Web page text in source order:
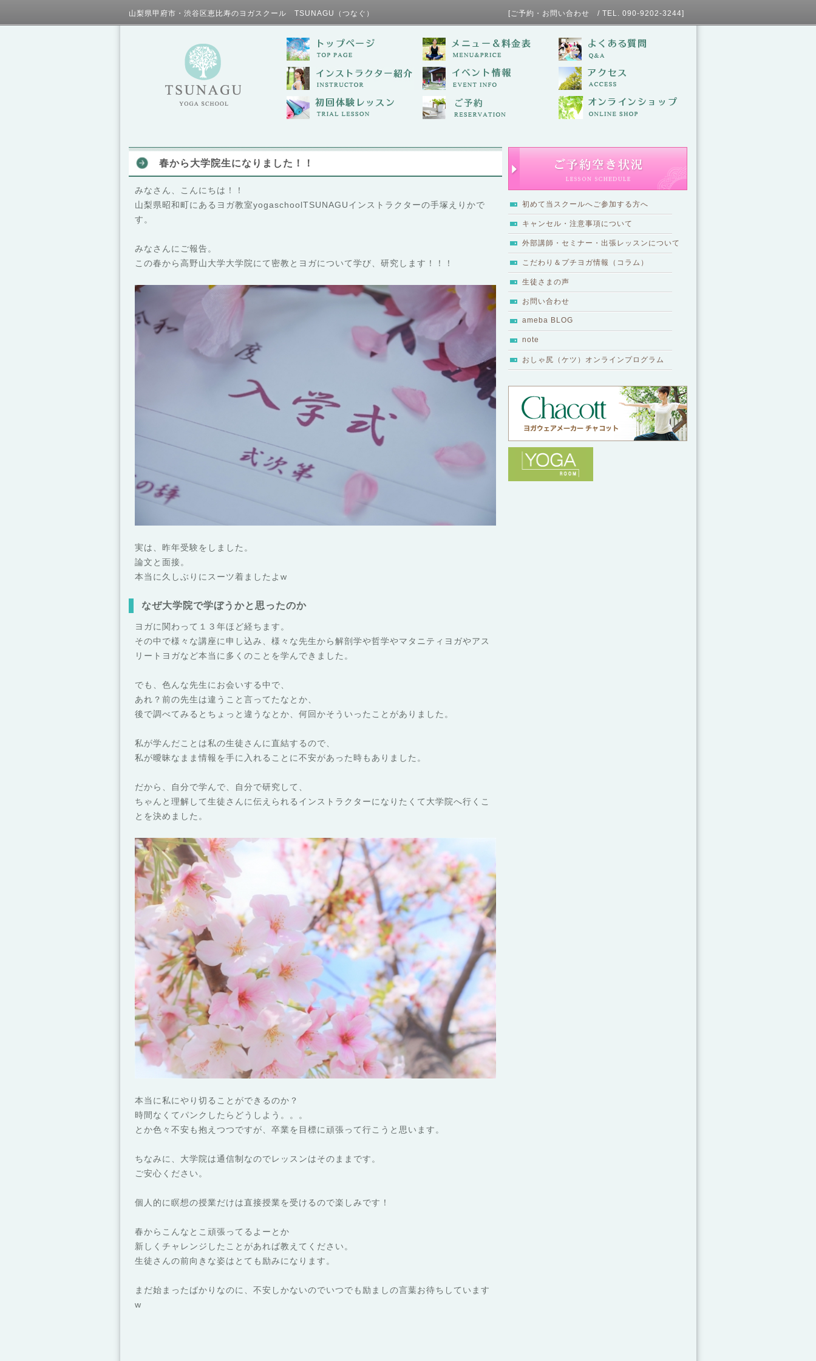
山梨県甲府市・渋谷区恵比寿のヨガスクール TSUNAGU（つなぐ） [ご予約・お問い合わせ / TEL. 090-9202-3244]
初めて当スクールへご参加する方へ
キャンセル・注意事項について
外部講師・セミナー・出張レッスンについて
こだわり＆プチヨガ情報（コラム）
生徒さまの声
お問い合わせ
ameba BLOG
note
おしゃ尻（ケツ）オンラインプログラム
春から大学院生になりました！！
みなさん、こんにちは！！
山梨県昭和町にあるヨガ教室yogaschoolTSUNAGUインストラクターの手塚えりかで
す。
みなさんにご報告。
この春から高野山大学大学院にて密教とヨガについて学び、研究します！！！
実は、昨年受験をしました。
論文と面接。
本当に久しぶりにスーツ着ましたよw
なぜ大学院で学ぼうかと思ったのか
ヨガに関わって１３年ほど経ちます。
その中で様々な講座に申し込み、様々な先生から解剖学や哲学やマタニティヨガやアス
リートヨガなど本当に多くのことを学んできました。
でも、色んな先生にお会いする中で、
あれ？前の先生は違うこと言ってたなとか、
後で調べてみるとちょっと違うなとか、何回かそういったことがありました。
私が学んだことは私の生徒さんに直結するので、
私が曖昧なまま情報を手に入れることに不安があった時もありました。
だから、自分で学んで、自分で研究して、
ちゃんと理解して生徒さんに伝えられるインストラクターになりたくて大学院へ行くこ
とを決めました。
本当に私にやり切ることができるのか？
時間なくてパンクしたらどうしよう。。。
とか色々不安も抱えつつですが、卒業を目標に頑張って行こうと思います。
ちなみに、大学院は通信制なのでレッスンはそのままです。
ご安心ください。
個人的に瞑想の授業だけは直接授業を受けるので楽しみです！
春からこんなとこ頑張ってるよーとか
新しくチャレンジしたことがあれば教えてください。
生徒さんの前向きな姿はとても励みになります。
まだ始まったばかりなのに、不安しかないのでいつでも励ましの言葉お待ちしています
w